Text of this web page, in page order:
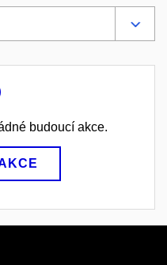
budoucí akce.